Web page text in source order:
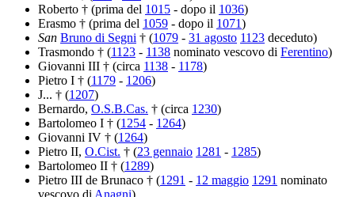
Roberto † (prima del 1015 - dopo il 1036)
Erasmo † (prima del 1059 - dopo il 1071)
San Bruno di Segni † (1079 - 31 agosto 1123 deceduto)
Trasmondo † (1123 - 1138 nominato vescovo di Ferentino)
Giovanni III † (circa 1138 - 1178)
Pietro I † (1179 - 1206)
J... † (1207)
Bernardo, O.S.B.Cas. † (circa 1230)
Bartolomeo I † (1254 - 1264)
Giovanni IV † (1264)
Pietro II, O.Cist. † (23 gennaio 1281 - 1285)
Bartolomeo II † (1289)
Pietro III de Brunaco † (1291 - 12 maggio 1291 nominato
vescovo di Anagni)